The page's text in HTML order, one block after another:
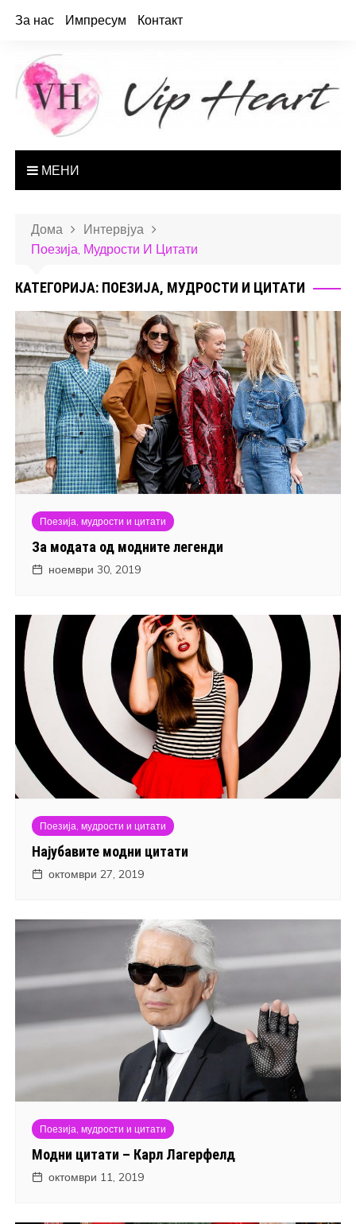
За нас Импресум Контакт
МЕНИ
Дома
Интервјуа
Поезија, Мудрости И Цитати
КАТЕГОРИЈА: ПОЕЗИЈА, МУДРОСТИ И ЦИТАТИ
Поезија, мудрости и цитати
За модата од модните легенди
ноември 30, 2019
Поезија, мудрости и цитати
Најубавите модни цитати
октомври 27, 2019
Поезија, мудрости и цитати
Модни цитати – Карл Лагерфелд
октомври 11, 2019